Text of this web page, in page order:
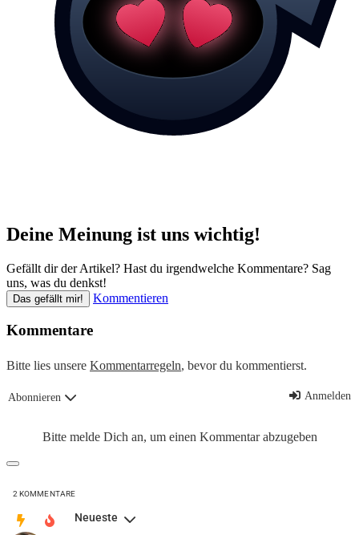
Deine Meinung ist uns wichtig!
Gefällt dir der Artikel? Hast du irgendwelche Kommentare? Sag
uns, was du denkst!
Das gefällt mir! Kommentieren
Kommentare
Bitte lies unsere Kommentarregeln, bevor du kommentierst.
Abonnieren Anmelden
Bitte melde Dich an, um einen Kommentar abzugeben
2KOMMENTARE
Neueste